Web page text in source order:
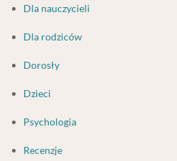
Dla nauczycieli
Dla rodziców
Dorosły
Dzieci
Psychologia
Recenzje